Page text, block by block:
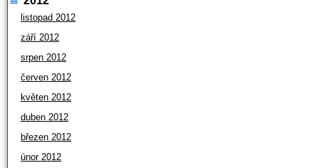
listopad 2012
září 2012
srpen 2012
červen 2012
květen 2012
duben 2012
březen 2012
únor 2012